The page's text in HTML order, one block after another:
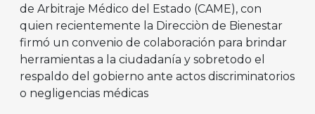
de Arbitraje Médico del Estado (CAME), con
quien recientemente la Direcciòn de Bienestar
firmó un convenio de colaboración para brindar
herramientas a la ciudadanía y sobretodo el
respaldo del gobierno ante actos discriminatorios
o negligencias médicas